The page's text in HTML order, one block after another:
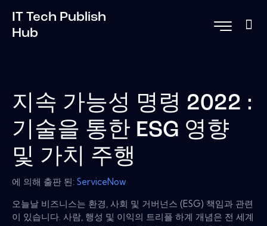
IT Tech Publish
Hub
지속 가능성 명령 2022 :
기술을 통한 ESG 영향
및 가치 주행
에 의해 출판 된: ServiceNow
오늘날 비즈니스는 환경, 사회 및 거버넌스 (ESG) 책임과 관련
이 있습니다. 사람, 행성 및 이익의 트리플 하계 개념은 전 세계